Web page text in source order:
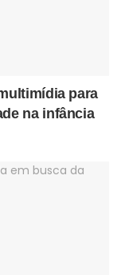
para
na infância